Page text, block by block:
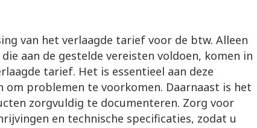
van het verlaagde tarief voor de btw. Alleen
aan de gestelde vereisten voldoen, komen in
tarief. Het is essentieel aan deze
om problemen te voorkomen. Daarnaast is het
zorgvuldig te documenteren. Zorg voor
en technische specificaties, zodat u